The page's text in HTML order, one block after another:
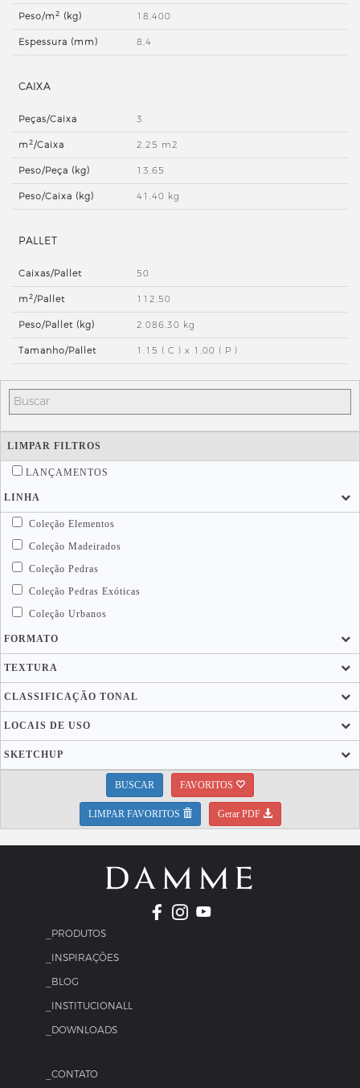
Peso/m2 (kg) 18,400
Espessura (mm) 8,4
CAIXA
Peças/Caixa 3
m2/Caixa 2,25 m2
Peso/Peça (kg) 13,65
Peso/Caixa (kg) 41,40 kg
PALLET
Caixas/Pallet 50
m2/Pallet 112,50
Peso/Pallet (kg) 2.086,30 kg
Tamanho/Pallet 1,15 ( C ) x 1,00 ( P )
LIMPAR FILTROS
LANÇAMENTOS
LINHA
Coleção Elementos
Coleção Madeirados
Coleção Pedras
Coleção Pedras Exóticas
Coleção Urbanos
FORMATO
TEXTURA
CLASSIFICAÇÃO TONAL
LOCAIS DE USO
SKETCHUP
BUSCAR FAVORITOS
LIMPAR FAVORITOS Gerar PDF
_PRODUTOS
_INSPIRAÇÕES
_BLOG
_INSTITUCIONALL
_DOWNLOADS
_CONTATO